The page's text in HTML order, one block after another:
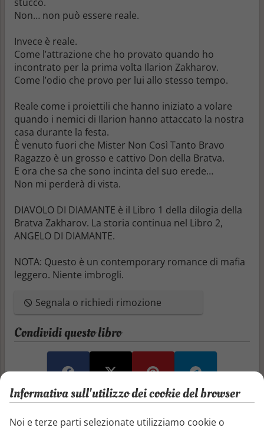
Non… non può essere reale.
Invece è reale.
Come l’attrazione che ho provato quando ho
incontrato per la prima volta Ilarion Zakharov.
Come l’odio che provo per lui allo stesso tempo.
Reale come i proiettili che hanno iniziato a volare
quando i nemici di Ilarion hanno attaccato la nostra
casa durante la festa.
È venuto fuori che Mister Non Così Tanto Bravo
Ragazzo è un grosso e cattivo Don della Bratva.
E ora che sa che sono incinta del suo erede…
Non mi perderà di vista.
DIAVOLO DI DIAMANTE è il Libro 1 della dilogia della
Bratva Zakharov. La storia continua nel Libro 2,
ANGELO DI DIAMANTE.
NOTA: Questo è un contemporary romance di mafia
leggero. Niente imbrogli.
Segnala o richiedi rimozione
Condividi questo libro
Informativa sull'utilizzo dei cookie del browser
Noi e terze parti selezionate utilizziamo cookie o